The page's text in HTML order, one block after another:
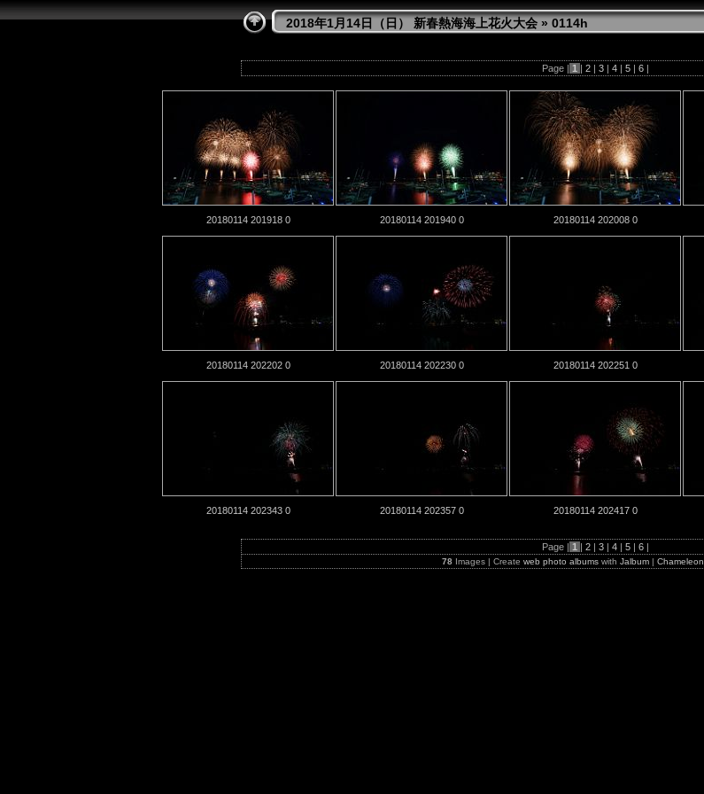
2018年1月14日（日） 新春熱海海上花火大会 » 0114h
Page | 1 | 2 | 3 | 4 | 5 | 6 |
20180114 201918 0 20180114 201940 0 20180114 202008 0
20180114 202202 0 20180114 202230 0 20180114 202251 0
20180114 202343 0 20180114 202357 0 20180114 202417 0
Page | 1 | 2 | 3 | 4 | 5 | 6 |
78Images | Create web photo albumswith Jalbum| Chameleon